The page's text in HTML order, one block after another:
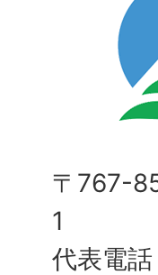
〒767-
1
代表電